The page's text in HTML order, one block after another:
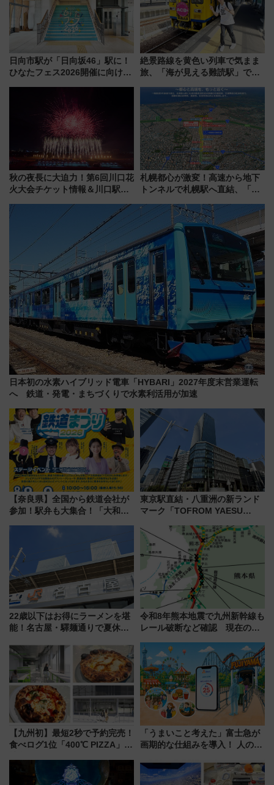
日向市駅が「日向坂46」駅に！
ひなたフェス2026開催に向けJR
全力応援 夜行列車「ドリーム
おひさま号」も走る
絶景路線を黄色い列車で気まま
旅、「海が見える難読駅」で幸
「新・鉄道ひとり旅」279回目
の舞台は「島原鉄道」
秋の夜長に大迫力！第6回川口花
火大会チケット情報＆川口駅か
札幌都心が激変！高速から地下
トンネルで札幌駅へ直結、「創
から本格着工、延長4.8km整備
事業の全貌
日本初の水素ハイブリッド電車「HYBARI」2027年度末営業運転
へ 鉄道・発電・まちづくりで水素利活用が加速
【奈良県】全国から鉄道会社が
参加！駅弁も大集合！「大和鉄
に開催決定
東京駅直結・八重洲の新ランド
マーク「TOFROM YAESU
ないバスターミナル直結でスキ
マ時間が充実
22歳以下はお得にラーメンを堪
能！名古屋・驛麺通りで夏休み
よりスタート
令和8年熊本地震で九州新幹線も
レール破断など確認 現在の運
響
【九州初】最短2秒で予約完売！
食べログ1位「400℃ PIZZA」が
プン。もつ鍋風など限定メニュ
「うまいこと考えた」富士急が
画期的な仕組みを導入！ 人のか
ん」始動